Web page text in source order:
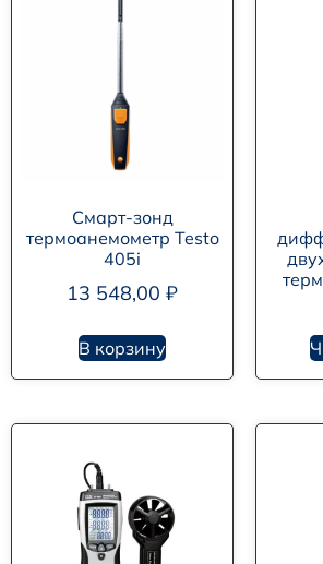
Смарт-зонд
термоанемометр Testo
405i
13 548,00 ₽
В корзину